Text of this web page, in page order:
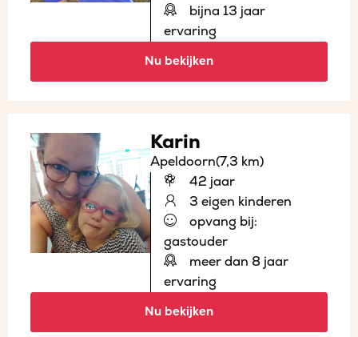
bijna 13 jaar
ervaring
Nu bekijken
Karin
Apeldoorn(7,3 km)
42 jaar
3 eigen kinderen
opvang bij:
gastouder
meer dan 8 jaar
ervaring
Nu bekijken